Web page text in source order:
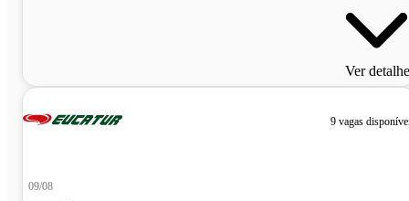
Ver
9 vagas
09/08